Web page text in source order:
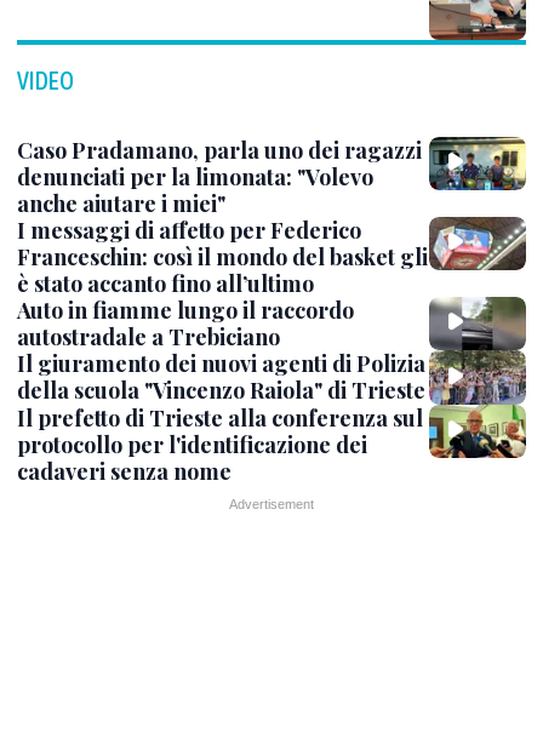
VIDEO
Caso Pradamano, parla uno dei ragazzi
denunciati per la limonata: "Volevo
anche aiutare i miei"
I messaggi di affetto per Federico
Franceschin: così il mondo del basket gli
è stato accanto fino all’ultimo
Auto in fiamme lungo il raccordo
autostradale a Trebiciano
Il giuramento dei nuovi agenti di Polizia
della scuola "Vincenzo Raiola" di Trieste
Il prefetto di Trieste alla conferenza sul
protocollo per l'identificazione dei
cadaveri senza nome